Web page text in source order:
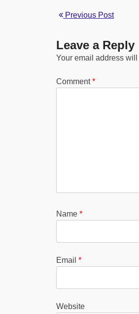
Previous Post
Leave a Reply
Your email address
Comment*
Name *
Email *
Website